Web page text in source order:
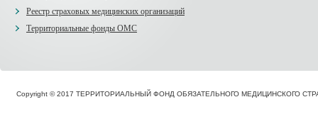
Реестр страховых медицинских организаций
Территориальные фонды ОМС
Copyright © 2017 ТЕРРИТОРИАЛЬНЫЙ ФОНД ОБЯЗАТЕЛЬНОГО МЕДИЦИНСКОГО